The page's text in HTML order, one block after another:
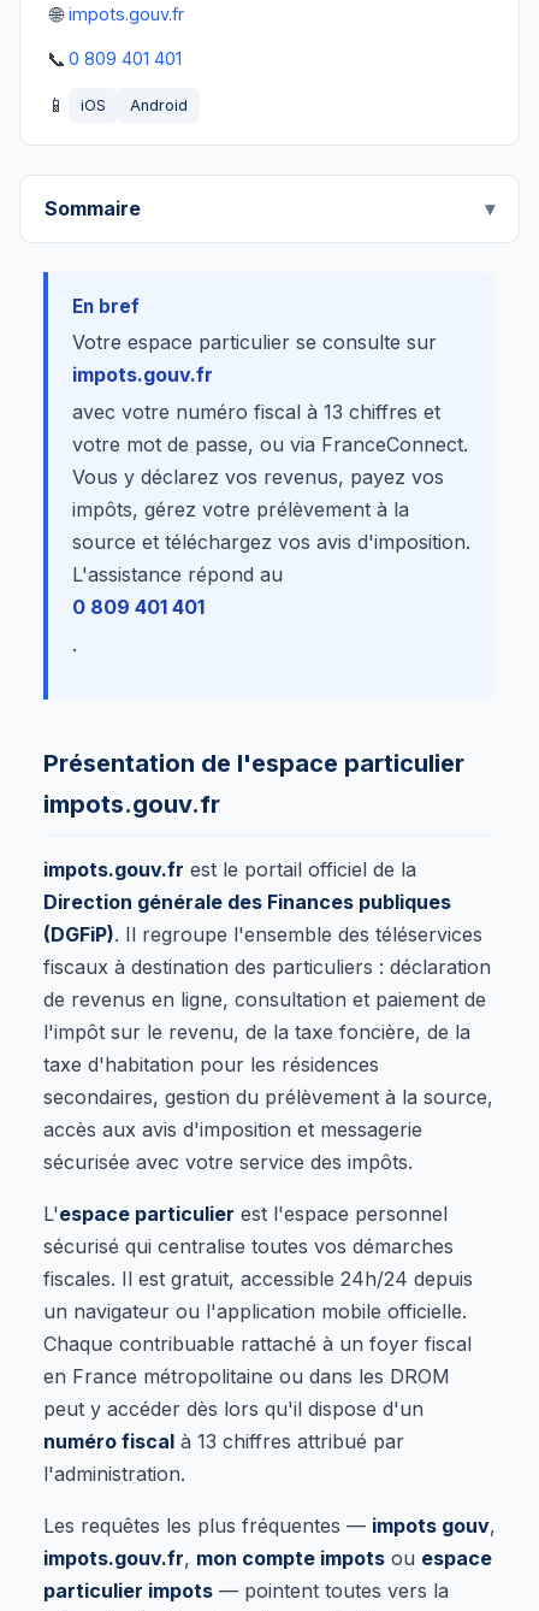
🌐 impots.gouv.fr
📞 0 809 401 401
📱 iOS Android
Sommaire
En bref
Votre espace particulier se consulte sur
impots.gouv.fr
avec votre numéro fiscal à 13 chiffres et
votre mot de passe, ou via FranceConnect.
Vous y déclarez vos revenus, payez vos
impôts, gérez votre prélèvement à la
source et téléchargez vos avis d'imposition.
L'assistance répond au
0 809 401 401
.
Présentation de l'espace particulier
impots.gouv.fr
impots.gouv.fr est le portail officiel de la
Direction générale des Finances publiques
(DGFiP). Il regroupe l'ensemble des téléservices
fiscaux à destination des particuliers : déclaration
de revenus en ligne, consultation et paiement de
l'impôt sur le revenu, de la taxe foncière, de la
taxe d'habitation pour les résidences
secondaires, gestion du prélèvement à la source,
accès aux avis d'imposition et messagerie
sécurisée avec votre service des impôts.
L'espace particulier est l'espace personnel
sécurisé qui centralise toutes vos démarches
fiscales. Il est gratuit, accessible 24h/24 depuis
un navigateur ou l'application mobile officielle.
Chaque contribuable rattaché à un foyer fiscal
en France métropolitaine ou dans les DROM
peut y accéder dès lors qu'il dispose d'un
numéro fiscal à 13 chiffres attribué par
l'administration.
Les requêtes les plus fréquentes — impots gouv,
impots.gouv.fr, mon compte impots ou espace
particulier impots — pointent toutes vers la